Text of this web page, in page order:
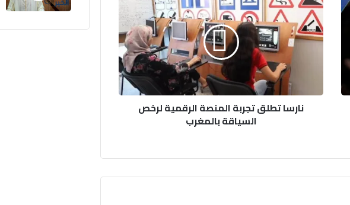
ا
ر
س
ا
ق
ة
نارسا تطلق تجربة المنصة الرقمية لرخص
السياقة بالمغرب